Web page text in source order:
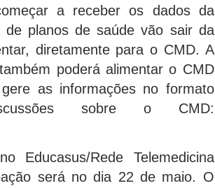
a receber os dados da
planos de saúde vão sair da
diretamente para o CMD. A
poderá alimentar o CMD
as informações no formato
sobre o CMD:
Educasus/Rede Telemedicina
será no dia 22 de maio. O